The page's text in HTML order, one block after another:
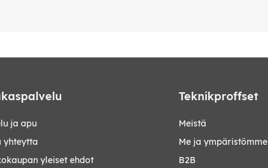
ja apu
yhteytta
yleiset ehdot
Teknikproffset
Meistä
Me ja ympäristömme
B2B